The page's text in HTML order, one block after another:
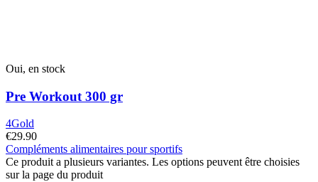
Oui, en stock
Pre Workout 300 gr
4Gold
€29.90
Compléments alimentaires pour sportifs
Ce produit a plusieurs variantes. Les options peuvent être choisies
sur la page du produit